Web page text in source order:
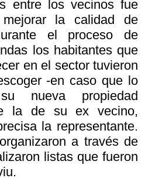
entre los vecinos fue
mejorar la calidad de
el proceso de
los habitantes que
en el sector tuvieron
-en caso que lo
nueva propiedad
la de su ex vecino,
la representante.
a través de
listas que fueron